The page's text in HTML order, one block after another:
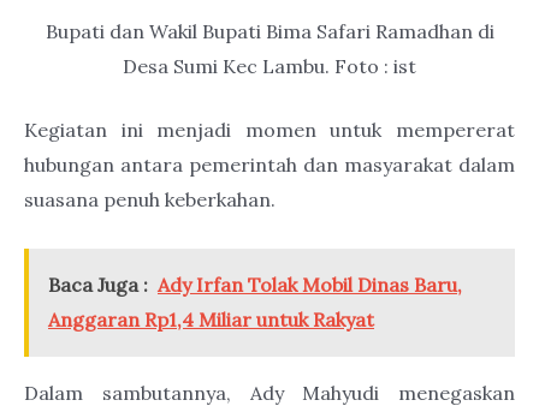
Bupati dan Wakil Bupati Bima Safari Ramadhan di
Desa Sumi Kec Lambu. Foto : ist
Kegiatan ini menjadi momen untuk mempererat
hubungan antara pemerintah dan masyarakat dalam
suasana penuh keberkahan.
Baca Juga : Ady Irfan Tolak Mobil Dinas Baru,
Anggaran Rp1,4 Miliar untuk Rakyat
Dalam sambutannya, Ady Mahyudi menegaskan